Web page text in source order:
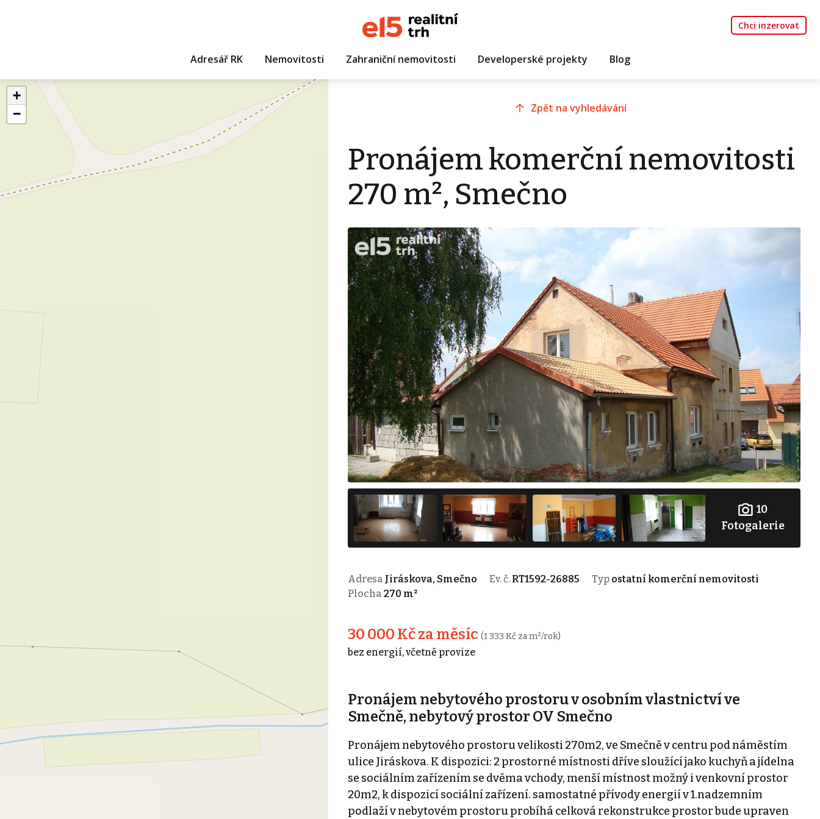
Chci inzerovat
Adresář RK Nemovitosti Zahraniční nemovitosti Developerské projekty Blog
+
−
Zpět na vyhledávání
Pronájem komerční nemovitosti
270 m², Smečno
10
Fotogalerie
Adresa Jiráskova, Smečno Ev. č. RT1592-26885 Typ ostatní komerční nemovitosti
Plocha 270 m²
30 000 Kč za měsíc (1 333 Kč za m²/rok)
bez energií, včetně provize
Pronájem nebytového prostoru v osobním vlastnictví ve
Smečně, nebytový prostor OV Smečno
Pronájem nebytového prostoru velikosti 270m2, ve Smečně v centru pod náměstím
ulice Jiráskova. K dispozici: 2 prostorné místnosti dříve sloužící jako kuchyň a jídelna
se sociálním zařízením se dvěma vchody, menší místnost možný i venkovní prostor
20m2, k dispozicí sociální zařízení. samostatné přívody energií v 1.nadzemním
podlaží v nebytovém prostoru probíhá celková rekonstrukce prostor bude upraven